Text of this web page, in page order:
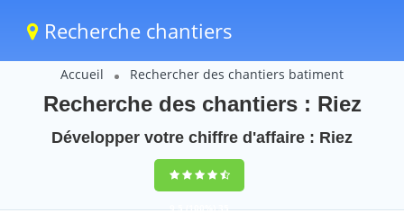
Recherche chantiers
Accueil Rechercher des chantiers batiment
Recherche des chantiers : Riez
Développer votre chiffre d'affaire : Riez
9,5(100%)35